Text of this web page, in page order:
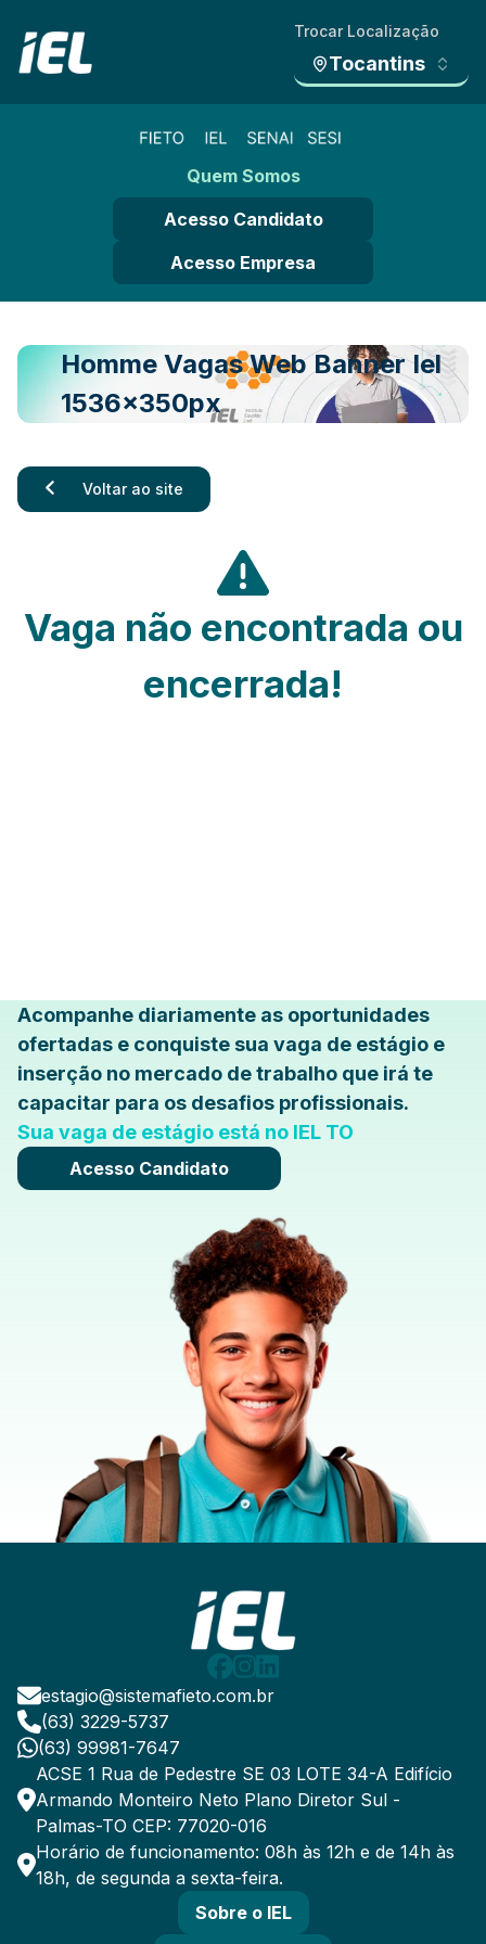
Trocar Localização
Tocantins
Quem Somos
Acesso Candidato
Acesso Empresa
Homme Vagas Web Banner Iel
1536x350px
Voltar ao site
Vaga não encontrada ou
encerrada!
Acompanhe diariamente as oportunidades
ofertadas e conquiste sua vaga de estágio e
inserção no mercado de trabalho que irá te
capacitar para os desafios profissionais.
Sua vaga de estágio está no IEL TO
Acesso Candidato
estagio@sistemafieto.com.br
(63) 3229-5737
(63) 99981-7647
ACSE 1 Rua de Pedestre SE 03 LOTE 34-A Edifício
Armando Monteiro Neto Plano Diretor Sul -
Palmas-TO CEP: 77020-016
Horário de funcionamento: 08h às 12h e de 14h às
18h, de segunda a sexta-feira.
Sobre o IEL